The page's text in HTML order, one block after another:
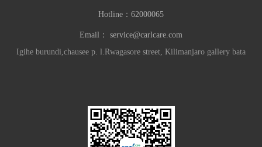
Hotline： 62000065
Email： service@carlcare.com
Igihe burundi,chausee p. l.Rwagasore street, Kilimanjaro gallery bata